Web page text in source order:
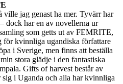
ville jag genast ha mer. Tyvärr har
dock har en av novellerna ur
som getts ut av FEMRITE,
för kvinnliga ugandiska författare
i Sverige, men finns att beställa
stora glädje i den fantastiska
Gifts of harvest består av
i Uganda och alla har kvinnliga